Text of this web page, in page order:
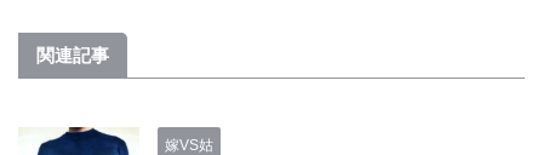
関連記事
嫁VS姑